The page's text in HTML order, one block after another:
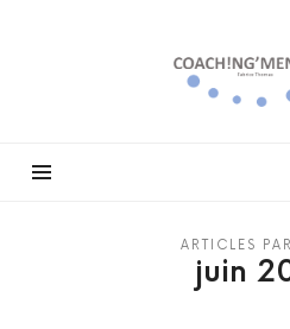
vôtre
ARTICLES
juin